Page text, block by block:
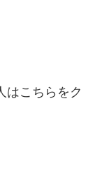
はこちらをク